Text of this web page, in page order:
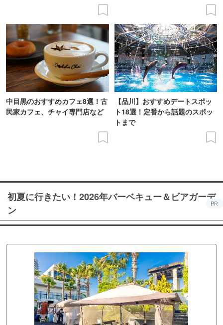
中目黒のおすすめカフェ8選！古
民家カフェ、チャイ専門店など
【品川】おすすめデートスポッ
ト18選！定番から話題のスポッ
トまで
初夏に行きたい！2026年バーベキュー＆ビアガーデ
ン
PR